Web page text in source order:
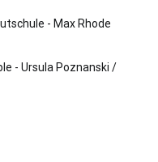
- Max Rhode
- Ursula Poznanski /